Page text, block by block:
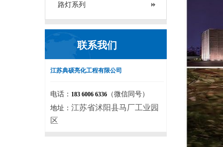
路灯系列
联系我们
江苏典硕亮化工程有限公司
电话： 183 6006 6336 （微信同号）
地址： 江苏省沭阳县马厂工业园
区